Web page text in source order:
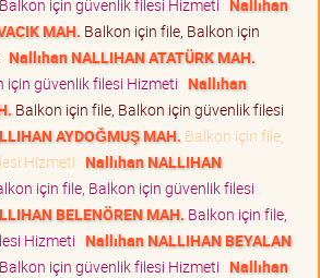
için güvenlik filesi Hizmeti
Nallıhan
MAH. Balkon için file, Balkon için
Nallıhan NALLIHAN ATATÜRK MAH.
için güvenlik filesi Hizmeti Nallıhan
Balkon için file, Balkon için güvenlik filesi
AYDOĞMUŞ MAH. Balkon için file,
Hizmeti Nallıhan NALLIHAN
için file, Balkon için güvenlik filesi
BELENÖREN MAH. Balkon için file,
Hizmeti Nallıhan NALLIHAN BEYALAN
için güvenlik filesi Hizmeti Nallıhan